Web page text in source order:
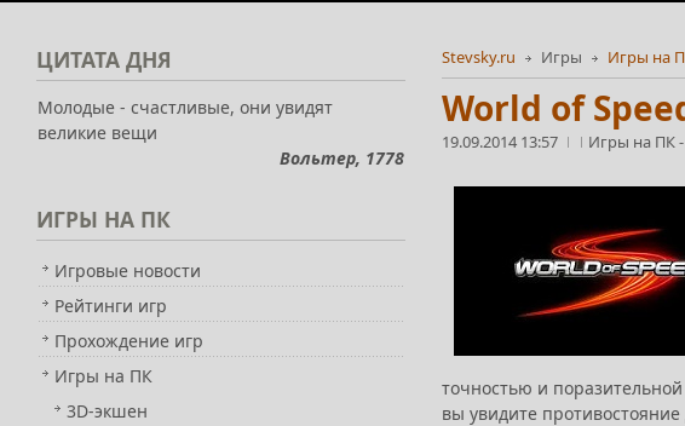
Stevsky.ru Игры Игры на
World of
19.09.2014 13:57 Игры на ПК-
точностью и
вы увидите
ЦИТАТА ДНЯ
Молодые - счастливые, они увидят
великие вещи
Вольтер, 1778
ИГРЫ НА ПК
Игровые новости
Рейтинги игр
Прохождение игр
Игры на ПК
3D-экшен